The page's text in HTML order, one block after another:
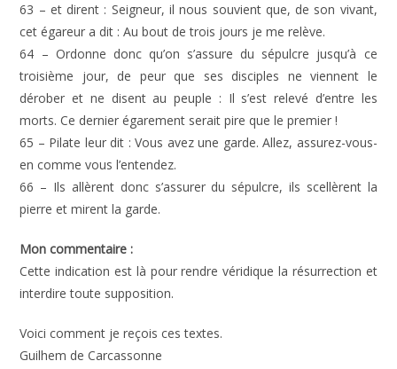
63 – et dirent : Seigneur, il nous souvient que, de son vivant,
cet égareur a dit : Au bout de trois jours je me relève.
64 – Ordonne donc qu’on s’assure du sépulcre jusqu’à ce
troisième jour, de peur que ses disciples ne viennent le
dérober et ne disent au peuple : Il s’est relevé d’entre les
morts. Ce dernier égarement serait pire que le premier !
65 – Pilate leur dit : Vous avez une garde. Allez, assurez-vous-
en comme vous l’entendez.
66 – Ils allèrent donc s’assurer du sépulcre, ils scellèrent la
pierre et mirent la garde.
Mon commentaire :
Cette indication est là pour rendre véridique la résurrection et
interdire toute supposition.
Voici comment je reçois ces textes.
Guilhem de Carcassonne